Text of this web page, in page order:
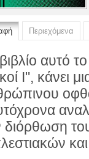
Περιεχόμενα
αυτό
Ι", κάνει
διόρθωση